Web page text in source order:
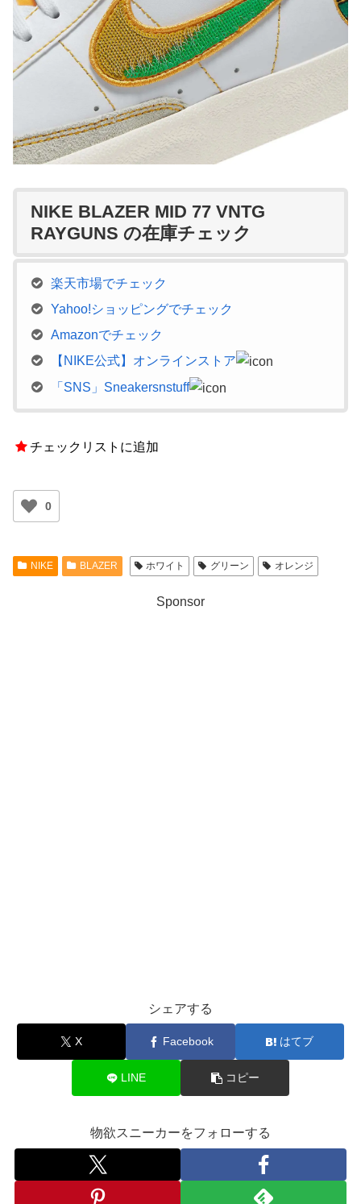
NIKE BLAZER MID 77 VNTG
RAYGUNS の在庫チェック
楽天市場でチェック
Yahoo!ショッピングでチェック
Amazonでチェック
【NIKE公式】オンラインストア
「SNS」Sneakersnstuff
チェックリストに追加
0
NIKE BLAZER ホワイト グリーン オレンジ
Sponsor
シェアする
X Facebook はてブ
LINE コピー
物欲スニーカーをフォローする